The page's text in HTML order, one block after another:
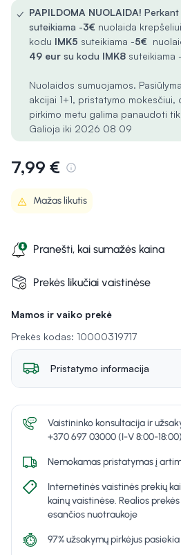
Mamos ir vaiko prekė
Prekės kodas: 10000319717
Mažas likutis
✓ PAPILDOMA NUOLAIDA! Perkant
suteikiama -3€ nuolaida
kodu IMK5 suteikiama -5€
49 eur su kodu IMK8 suteikiama -
Nuolaidos sumuojamos.
akcijai 1+1, pristatymo
pirkimo metu galima panaudoti
Galioja iki 2026 08 09
7,99 €
Pranešti, kai sumažės kaina
Prekės likučiai vaistinėse
Pristatymo informacija
Vaistininko konsultacija ir
+370 697 03000 (I-V 8:00-18:00)
Nemokamas pristatymas į
Internetinės vaistinės prekių
kainų vaistinėse. Realios
esančios nuotraukoje
97% užsakymų pirkėjus